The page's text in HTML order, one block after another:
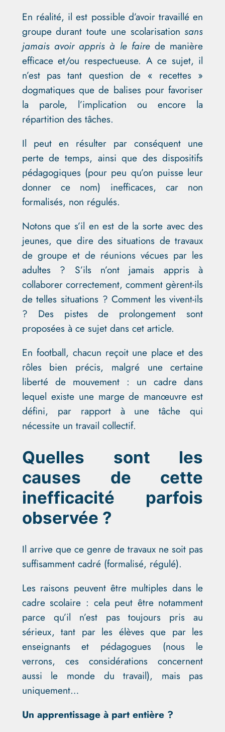
En réalité, il est possible d’avoir travaillé en
groupe durant toute une scolarisationsans
jamais avoir appris à le fairede manière
efficace et/ou respectueuse. A ce sujet, il
n’est pas tant question de « recettes »
dogmatiques que de balises pour favoriser
la parole, l’implication ou encore la
répartition des tâches.
Il peut en résulter par conséquent une
perte de temps, ainsi que des dispositifs
pédagogiques (pour peu qu’on puisse leur
donner ce nom) inefficaces, car non
formalisés, non régulés.
Notons que s’il en est de la sorte avec des
jeunes, que dire des situations de travaux
de groupe et de réunions vécues par les
adultes ? S’ils n’ont jamais appris à
collaborer correctement, comment gèrent-ils
de telles situations ? Comment les vivent-ils
? Des pistes de prolongement sont
proposées à ce sujet dans cet article.
En football, chacun reçoit une place et des
rôles bien précis, malgré une certaine
liberté de mouvement : un cadre dans
lequel existe une marge de manœuvre est
défini, par rapport à une tâche qui
nécessite un travail collectif.
Quelles sont les
causes de cette
inefficacité parfois
observée ?
Il arrive que ce genre de travaux ne soit pas
suffisamment cadré (formalisé, régulé).
Les raisons peuvent être multiples dans le
cadre scolaire : cela peut être notamment
parce qu’il n’est pas toujours pris au
sérieux, tant par les élèves que par les
enseignants et pédagogues (nous le
verrons, ces considérations concernent
aussi le monde du travail), mais pas
uniquement…
Un apprentissage à part entière ?